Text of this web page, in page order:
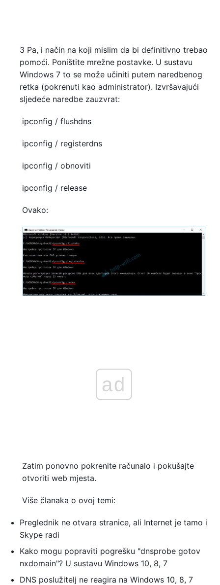
3 Pa, i način na koji mislim da bi definitivno trebao
pomoći. Poništite mrežne postavke. U sustavu
Windows 7 to se može učiniti putem naredbenog
retka (pokrenuti kao administrator). Izvršavajući
sljedeće naredbe zauzvrat:
ipconfig / flushdns
ipconfig / registerdns
ipconfig / obnoviti
ipconfig / release
Ovako:
ad
Zatim ponovno pokrenite računalo i pokušajte
otvoriti web mjesta.
Više članaka o ovoj temi:
Preglednik ne otvara stranice, ali Internet je tamo i
Skype radi
Kako mogu popraviti pogrešku "dnsprobe gotov
nxdomain"? U sustavu Windows 10, 8, 7
DNS poslužitelj ne reagira na Windows 10, 8, 7